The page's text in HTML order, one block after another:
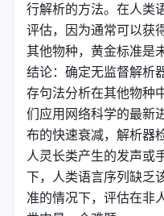
行解析的方法。在人类
评估，因为通常可以获
其他物种，黄金标准是
结论：确定无监督解析
存句法分析在其他物种
们应用网络科学的最新
布的快速衰减，解析器
人灵长类产生的发声或
下，人类语言序列缺乏
准的情况下，评估在非